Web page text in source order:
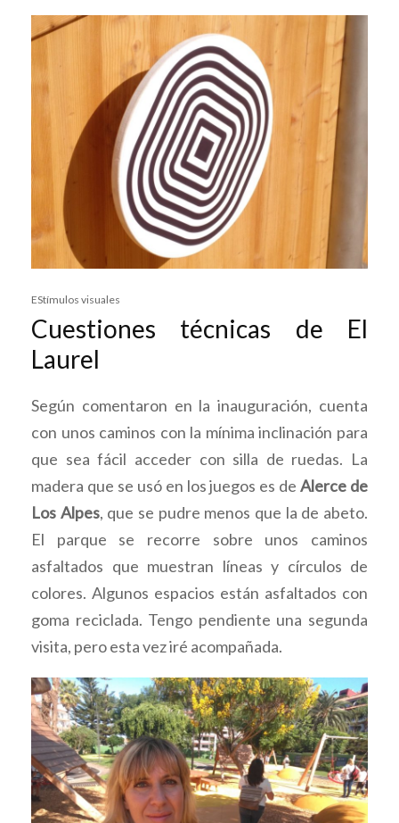
EStímulos visuales
Cuestiones técnicas de El
Laurel
Según comentaron en la inauguración, cuenta
con unos caminos con la mínima inclinación para
que sea fácil acceder con silla de ruedas. La
madera que se usó en los juegos es deAlerce de
Los Alpes, que se pudre menos que la de abeto.
El parque se recorre sobre unos caminos
asfaltados que muestran líneas y círculos de
colores. Algunos espacios están asfaltados con
goma reciclada. Tengo pendiente una segunda
visita, pero esta vez iré acompañada.